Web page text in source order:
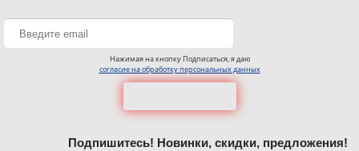
Нажимая на кнопку Подписаться, я даю
согласие на обработку персональных данных
Подпишитесь! Новинки, скидки, предложения!